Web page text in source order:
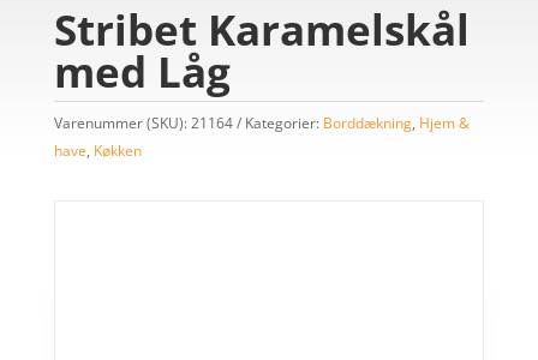
Stribet Karamelskål
med Låg
Varenummer (SKU):21164 Kategorier: Borddækning, Hjem &
have, Køkken